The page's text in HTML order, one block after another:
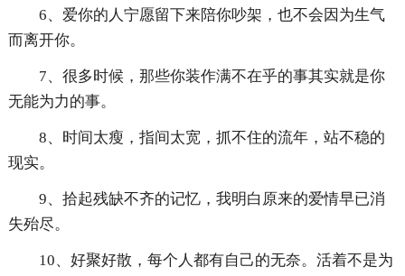
6、爱你的人宁愿留下来陪你吵架，也不会因为生气
而离开你。
7、很多时候，那些你装作满不在乎的事其实就是你
无能为力的事。
8、时间太瘦，指间太宽，抓不住的流年，站不稳的
现实。
9、拾起残缺不齐的记忆，我明白原来的爱情早已消
失殆尽。
10、好聚好散，每个人都有自己的无奈。活着不是为